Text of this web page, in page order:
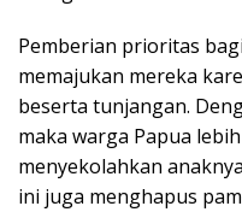
Pemberian prioritas
memajukan mereka
beserta tunjangan.
maka warga Papua
menyekolahkan
ini juga menghapus